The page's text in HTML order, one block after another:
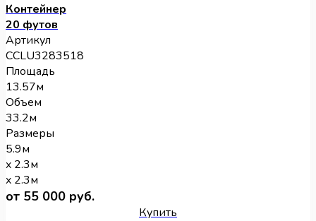
Контейнер
20 футов
Артикул
CCLU3283518
Площадь
13.57м
Объем
33.2м
Размеры
5.9м
x 2.3м
x 2.3м
от 55 000 руб.
Купить